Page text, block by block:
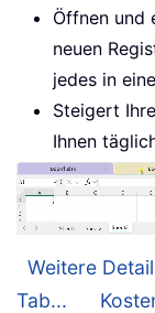
Öffnen und
neuen
jedes in
Steigert
Ihnen
Weitere
Tab...